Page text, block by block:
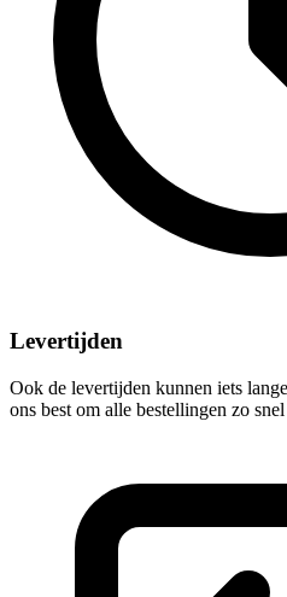
Levertijden
Ook de levertijden kunnen iets
ons best om alle bestellingen zo